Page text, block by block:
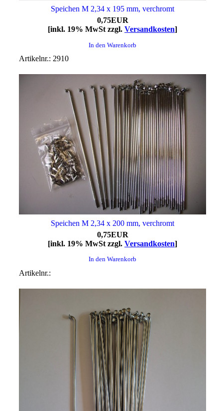
Speichen M 2,34 x 195 mm, verchromt
0,75EUR
[inkl. 19% MwSt zzgl. Versandkosten]
In den Warenkorb
Artikelnr.: 2910
Speichen M 2,34 x 200 mm, verchromt
0,75EUR
[inkl. 19% MwSt zzgl. Versandkosten]
In den Warenkorb
Artikelnr.: